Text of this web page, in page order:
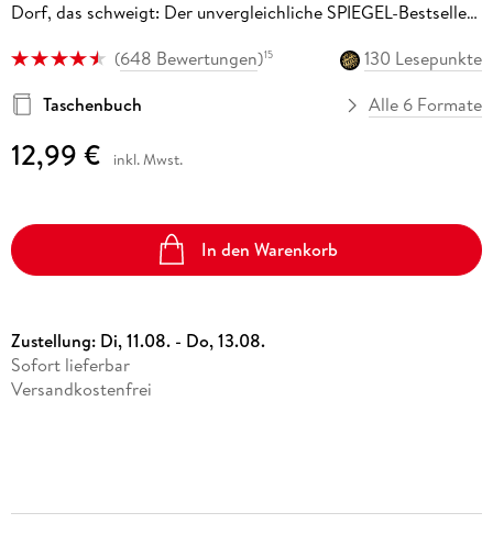
Dorf, das schweigt: Der unvergleichliche SPIEGEL-Bestseller
(648 Bewertungen)15
130 Lesepunkte
Taschenbuch
Alle 6 Formate
12,99 € inkl. Mwst.
In den Warenkorb
Zustellung: Di, 11.08. - Do, 13.08.
Sofort lieferbar
Versandkostenfrei